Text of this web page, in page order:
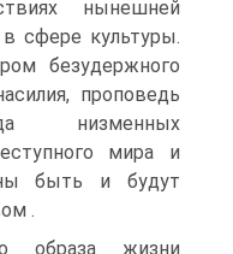
нынешней
сфере культуры.
безудержного
проповедь
низменных
мира и
быть и будут
.
образа жизни